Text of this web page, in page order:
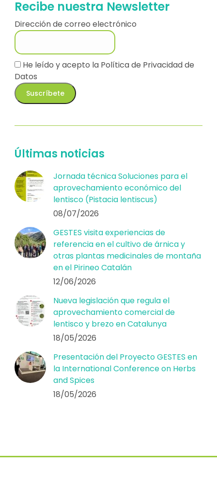
Recibe nuestra Newsletter
Dirección de correo electrónico
He leído y acepto la Política de Privacidad de
Datos
Últimas noticias
Jornada técnica Soluciones para el
aprovechamiento económico del
lentisco (Pistacia lentiscus)
08/07/2026
GESTES visita experiencias de
referencia en el cultivo de árnica y
otras plantas medicinales de montaña
en el Pirineo Catalán
12/06/2026
Nueva legislación que regula el
aprovechamiento comercial de
lentisco y brezo en Catalunya
18/05/2026
Presentación del Proyecto GESTES en
la International Conference on Herbs
and Spices
18/05/2026